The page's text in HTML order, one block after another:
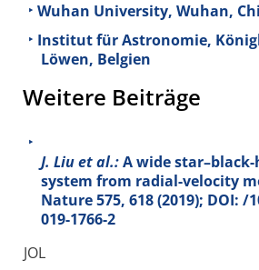
Wuhan University, Wuhan,
Institut für Astronomie,
Löwen, Belgien
Weitere Beiträge
J. Liu et al.:A wide
system from radial-velocity
Nature575, 618 (2019); DOI: /
019-1766-2
JOL